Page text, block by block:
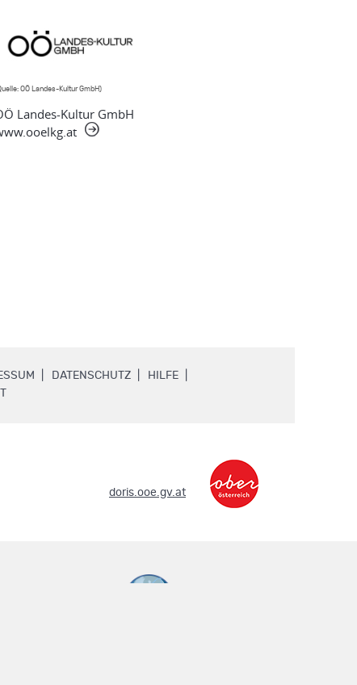
OÖ Landes-Kultur GmbH)
Landes-Kultur GmbH
DATENSCHUTZ HILFE
.
doris.ooe.gv.at.